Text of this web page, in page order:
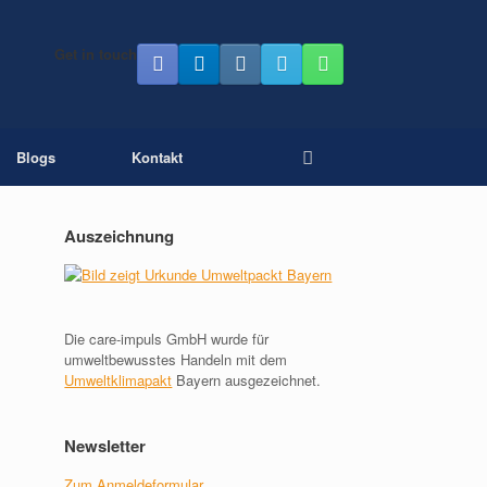
Get in touch
Blogs Kontakt
Auszeichnung
Die care-impuls GmbH wurde für
umweltbewusstes Handeln mit dem
Umweltklimapakt Bayern ausgezeichnet.
Newsletter